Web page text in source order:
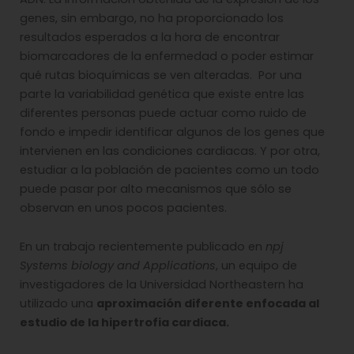
genes, sin embargo, no ha proporcionado los
resultados esperados a la hora de encontrar
biomarcadores de la enfermedad o poder estimar
qué rutas bioquímicas se ven alteradas. Por una
parte la variabilidad genética que existe entre las
diferentes personas puede actuar como ruido de
fondo e impedir identificar algunos de los genes que
intervienen en las condiciones cardiacas. Y por otra,
estudiar a la población de pacientes como un todo
puede pasar por alto mecanismos que sólo se
observan en unos pocos pacientes.
En un trabajo recientemente publicado en npj
Systems biology and Applications, un equipo de
investigadores de la Universidad Northeastern ha
utilizado una aproximación diferente enfocada al
estudio de la hipertrofia cardiaca.